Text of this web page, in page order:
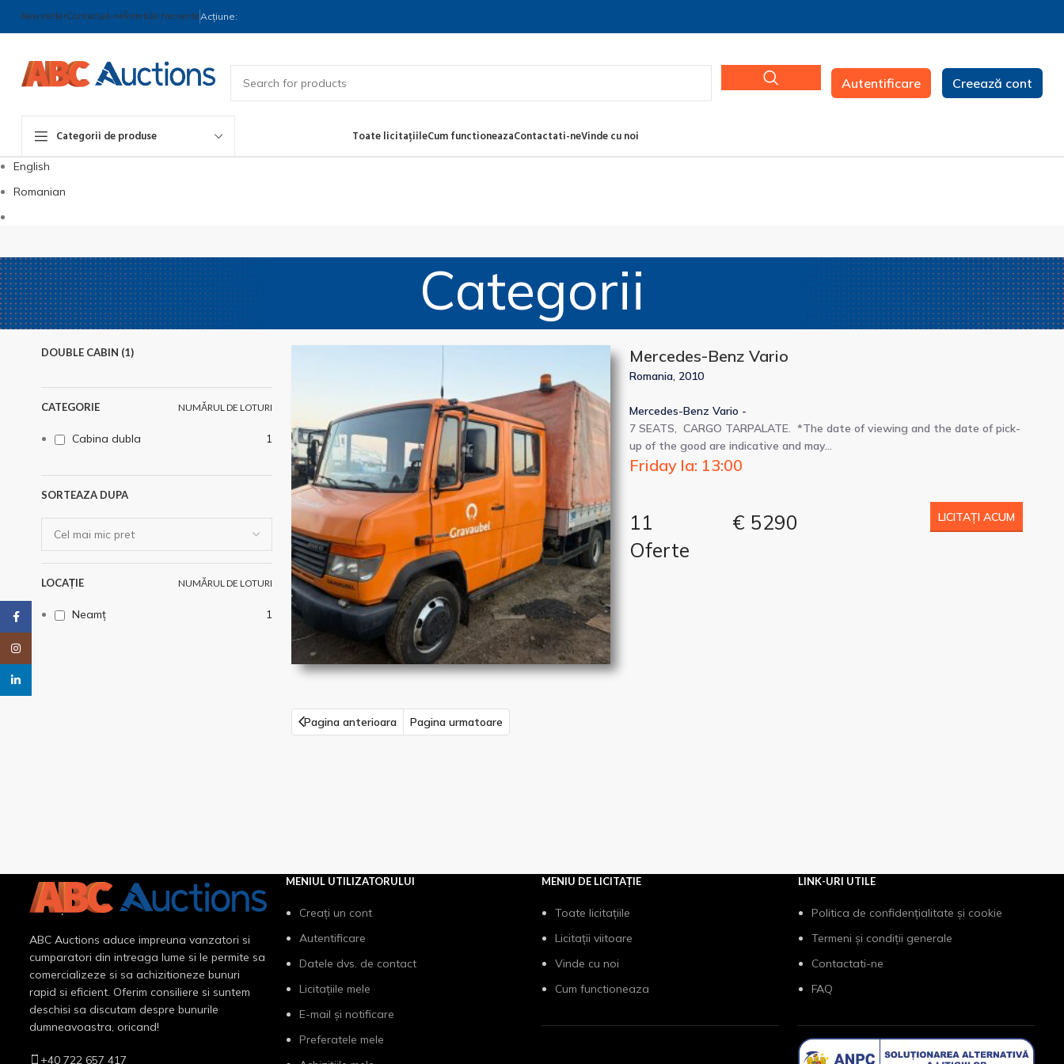
NewsletterContactati-neÎntrebări frecvente Acțiune:
Autentificare Creează cont
Categorii de produse Toate licitațiileCum functioneazaContactati-neVinde cu noi
Facebook
English
Romanian
Categorii
DOUBLE CABIN (1)
CATEGORIE NUMĂRUL DE LOTURI
Cabina dubla 1
SORTEAZA DUPA
LOCAȚIE NUMĂRUL DE LOTURI
Neamț 1
Mercedes-Benz Vario
Romania, 2010
Mercedes-Benz Vario -
7 SEATS, CARGO TARPALATE. *The date of viewing and the date of pick-
up of the good are indicative and may…
Friday la: 13:00
11
Oferte
€ 5290 LICITAȚI ACUM
Pagina anterioara Pagina urmatoare
ABC Auctions aduce impreuna vanzatori si
cumparatori din intreaga lume si le permite sa
comercializeze si sa achizitioneze bunuri
rapid si eficient. Oferim consiliere si suntem
deschisi sa discutam despre bunurile
dumneavoastra, oricand!
+40 722 657 417
MENIUL UTILIZATORULUI
Creați un cont
Autentificare
Datele dvs. de contact
Licitațiile mele
E-mail și notificare
Preferatele mele
MENIU DE LICITAȚIE
Toate licitațiile
Licitații viitoare
Vinde cu noi
Cum functioneaza
LINK-URI UTILE
Politica de confidențialitate și cookie
Termeni și condiții generale
Contactati-ne
FAQ